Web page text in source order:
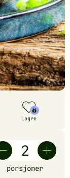
Lagre
porsjoner